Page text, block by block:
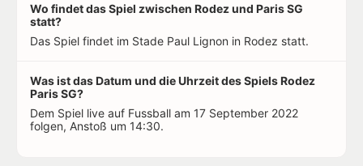
Wo findet das Spiel zwischen Rodez und Paris SG
statt?
Das Spiel findet im Stade Paul Lignon in Rodez statt.
Was ist das Datum und die Uhrzeit des Spiels Rodez
Paris SG?
Dem Spiel live auf Fussball am 17 September 2022
folgen, Anstoß um 14:30.